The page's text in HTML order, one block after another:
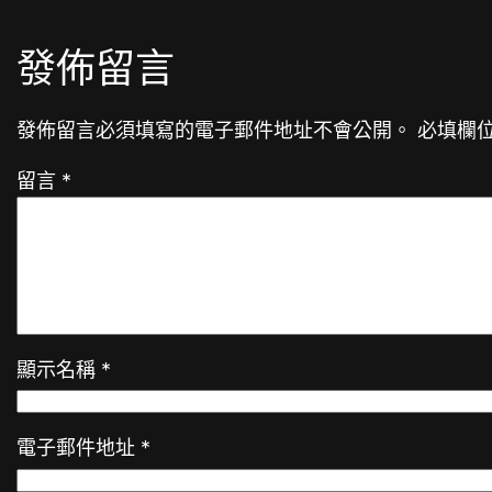
發佈留言
發佈留言必須填寫的電子郵件地址不會公開。 必填欄
留言 *
顯示名稱 *
電子郵件地址 *